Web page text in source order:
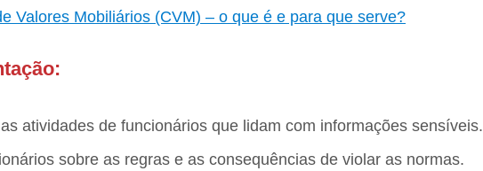
Valores Mobiliários (CVM) – o que é e para que serve?
atividades de funcionários que lidam com informações sensíveis.
sobre as regras e as consequências de violar as normas.